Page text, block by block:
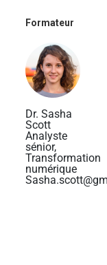
Formateur
Dr. Sasha
Scott
Analyste
sénior,
Transformation
numérique